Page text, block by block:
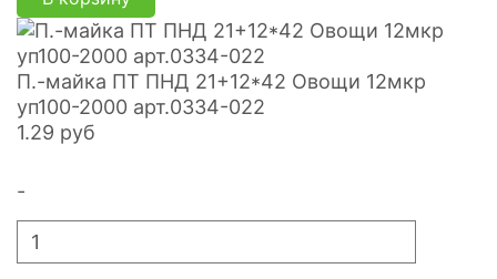
П.-майка ПТ ПНД 21+12*42 Овощи 12мкр
уп100-2000 арт.0334-022
1.29 руб
-